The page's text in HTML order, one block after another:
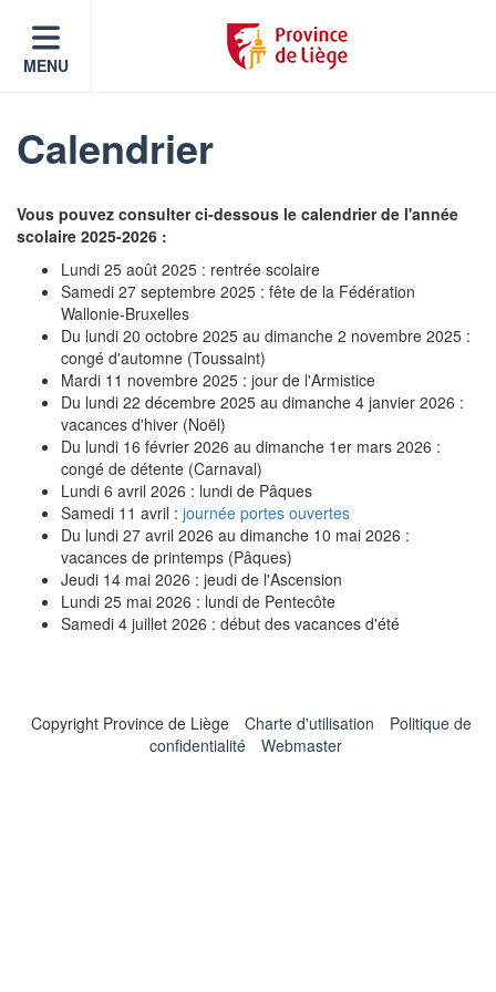
MENU
Calendrier
Vous pouvez consulter ci-dessous le calendrier de l'année
scolaire 2025-2026 :
Lundi 25 août 2025 : rentrée scolaire
Samedi 27 septembre 2025 : fête de la Fédération
Wallonie-Bruxelles
Du lundi 20 octobre 2025 au dimanche 2 novembre 2025 :
congé d'automne (Toussaint)
Mardi 11 novembre 2025 : jour de l'Armistice
Du lundi 22 décembre 2025 au dimanche 4 janvier 2026 :
vacances d'hiver (Noël)
Du lundi 16 février 2026 au dimanche 1er mars 2026 :
congé de détente (Carnaval)
Lundi 6 avril 2026 : lundi de Pâques
Samedi 11 avril : journée portes ouvertes
Du lundi 27 avril 2026 au dimanche 10 mai 2026 :
vacances de printemps (Pâques)
Jeudi 14 mai 2026 : jeudi de l'Ascension
Lundi 25 mai 2026 : lundi de Pentecôte
Samedi 4 juillet 2026 : début des vacances d'été
Copyright Province de Liège Charte d'utilisation
Politique de
confidentialité
Webmaster